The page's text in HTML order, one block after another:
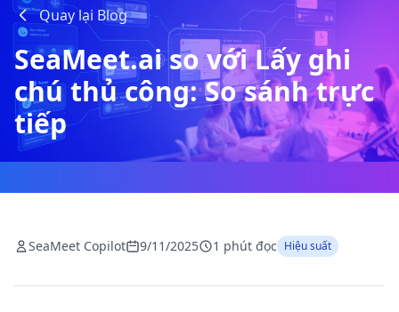
Quay lại Blog
SeaMeet.ai so với Lấy ghi
chú thủ công: So sánh trực
tiếp
SeaMeet Copilot 9/11/2025 1 phút đọc Hiệu suất